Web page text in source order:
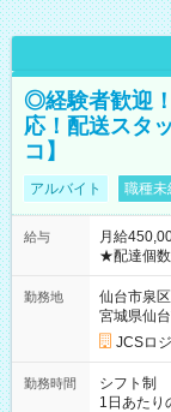
◎経験者歓迎
応！配送スタ
コ】
アルバイト 職種未
給与
月給
★配達個数
ど！ ・主要都市エリア 月収55万円／週5日稼働 月収65万~112
万円／週6日稼働 ・地方郊外エリア 月収
収40万円~50万円／週
円 (27歳男
(日休み) ■月収80万円(43歳男性/墨田区在住)※元営業 1日200個
勤務地
仙台市泉区
宮城県仙
JCSロ
勤務時間
シフト制
1日あたり